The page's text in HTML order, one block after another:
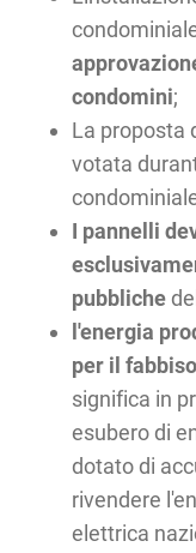
condomini;
La proposta
votata
I pannelli
pubbliche
l'energia
per il
significa in
esubero di
dotato di
rivendere
elettrica